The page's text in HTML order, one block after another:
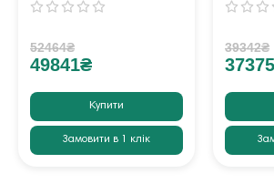
52464₴
49841₴
Купити
Замовити в 1 клік
39342₴